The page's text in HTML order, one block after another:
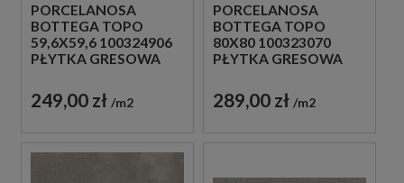
PORCELANOSA
BOTTEGA TOPO
59,6X59,6 100324906
PŁYTKA GRESOWA
249,00 zł m2
PORCELANOSA
BOTTEGA TOPO
80X80 100323070
PŁYTKA GRESOWA
289,00 zł m2